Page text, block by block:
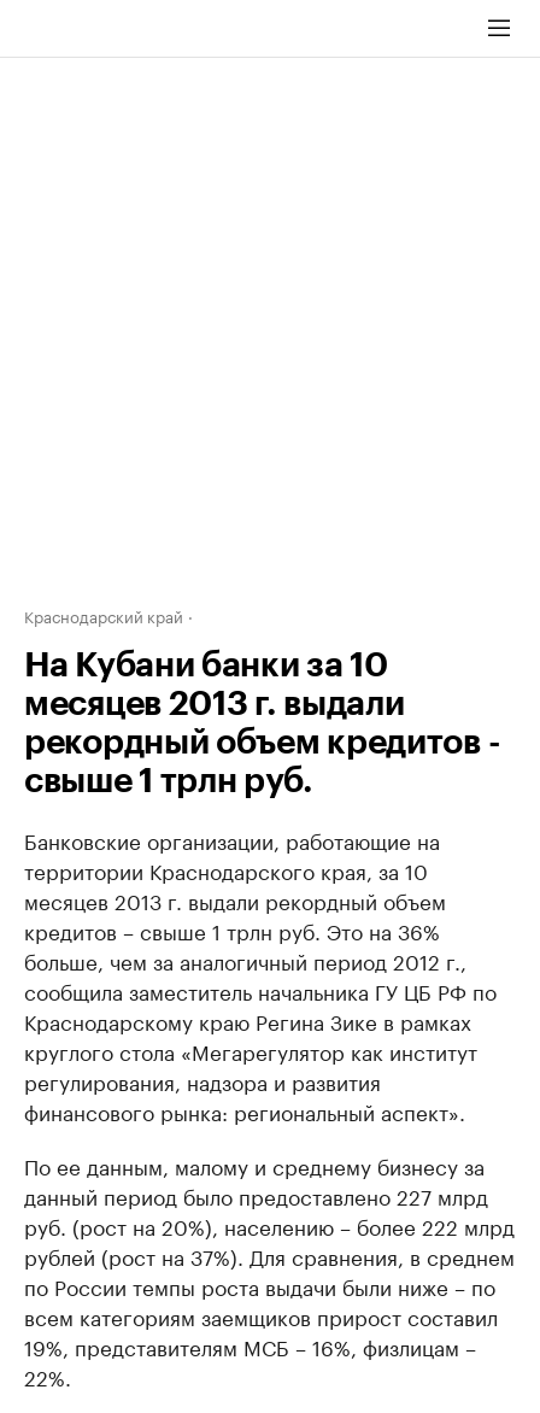
Краснодарский край
На Кубани банки за 10
месяцев 2013 г. выдали
рекордный объем кредитов -
свыше 1 трлн руб.
Банковские организации, работающие на
территории Краснодарского края, за 10
месяцев 2013 г. выдали рекордный объем
кредитов – свыше 1 трлн руб. Это на 36%
больше, чем за аналогичный период 2012 г.,
сообщила заместитель начальника ГУ ЦБ РФ по
Краснодарскому краю Регина Зике в рамках
круглого стола «Мегарегулятор как институт
регулирования, надзора и развития
финансового рынка: региональный аспект».
По ее данным, малому и среднему бизнесу за
данный период было предоставлено 227 млрд
руб. (рост на 20%), населению – более 222 млрд
рублей (рост на 37%). Для сравнения, в среднем
по России темпы роста выдачи были ниже – по
всем категориям заемщиков прирост составил
19%, представителям МСБ – 16%, физлицам –
22%.